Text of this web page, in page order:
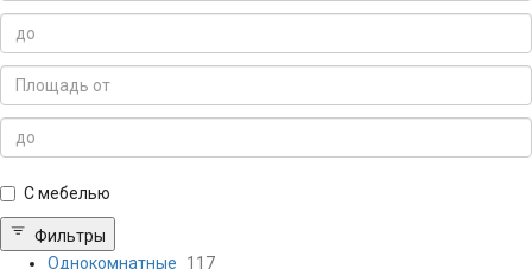
С мебелью
Фильтры
Однокомнатные
117